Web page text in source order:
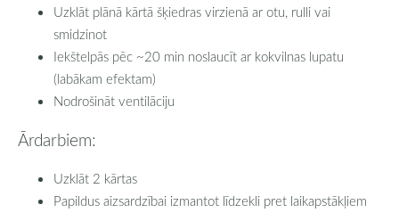
Uzklāt plānā kārtā šķiedras virzienā ar otu, rulli vai
smidzinot
Iekštelpās pēc ~20 min noslaucīt ar kokvilnas lupatu
(labākam efektam)
Nodrošināt ventilāciju
Ārdarbiem:
Uzklāt 2 kārtas
Papildus aizsardzībai izmantot līdzekli pret laikapstākļiem